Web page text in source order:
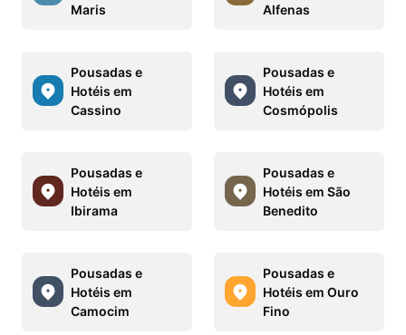
Maris
Alfenas
Pousadas e
Hotéis em
Cassino
Pousadas e
Hotéis em
Cosmópolis
Pousadas e
Hotéis em
Ibirama
Pousadas e
Hotéis em São
Benedito
Pousadas e
Hotéis em
Camocim
Pousadas e
Hotéis em Ouro
Fino